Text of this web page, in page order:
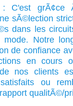
: C'est grÃ¢ce
sÃ©lection
dans les
Notre
de confiance
en cours
nos clients
ou
qualitÃ©/